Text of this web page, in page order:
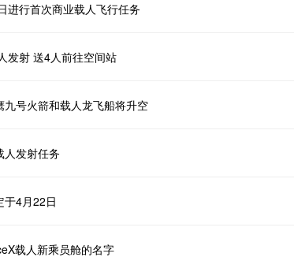
进行首次商业载人飞行任务
发射 送4人前往空间站
号火箭和载人龙飞船将升空
人发射任务
于4月22日
载人新乘员舱的名字